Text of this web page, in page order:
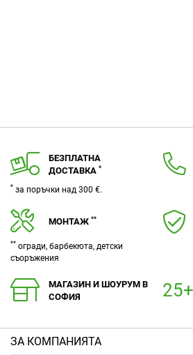
БЕЗПЛАТНА
ДОСТАВКА *
* за поръчки над 300 €.
МОНТАЖ **
** огради, барбекюта, детски
съоръжения
МАГАЗИН И ШОУРУМ В
СОФИЯ
ЗA КОМПАНИЯТА